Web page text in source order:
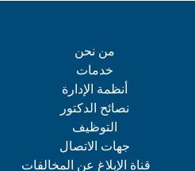
من نحن
خدمات
أنظمة الإدارة
نصائح الدكتور
التوظيف
جهات الاتصال
قناة الإبلاغ عن المخالفات